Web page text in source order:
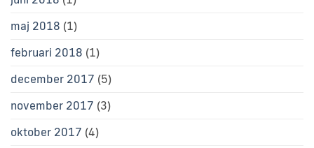
maj 2018 (1)
februari 2018 (1)
december 2017 (5)
november 2017 (3)
oktober 2017 (4)